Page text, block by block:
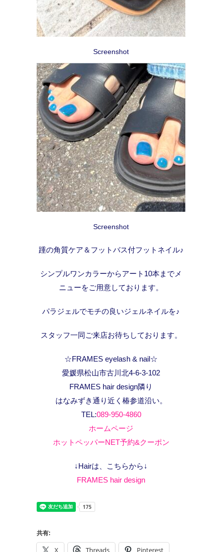
Screenshot
Screenshot
踵の角質ケア＆フットバス付フットネイル♪
シンプルワンカラーからアート10本までメ
ニューをご用意しております。
パラジェルでモチの良いジェルネイルを♪
スタッフ一同ご来店お待ちしております。
☆FRAMES eyelash & nail☆
愛媛県松山市古川北4-6-3-102
FRAMES hair design隣り
はなみずき通り近く椿参道沿い。
TEL:089-950-4860
ホームページ
ホットペッパーNET予約&クーポン
↓Hairは、こちらから↓
FRAMES hair design
共有:
X Threads Pinterest